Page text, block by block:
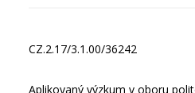
CZ.2.17/3.1.00/36242
Aplikovaný výzkum v oboru